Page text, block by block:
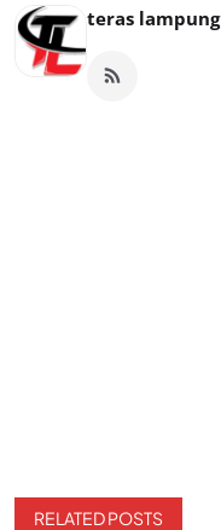
teras lampung
RELATED POSTS